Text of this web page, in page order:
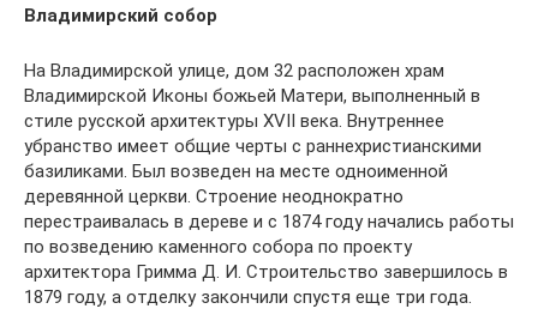
Владимирский собор
На Владимирской улице, дом 32 расположен храм
Владимирской Иконы божьей Матери, выполненный в
стиле русской архитектуры XVII века. Внутреннее
убранство имеет общие черты с раннехристианскими
базиликами. Был возведен на месте одноименной
деревянной церкви. Строение неоднократно
перестраивалась в дереве и с 1874 году начались работы
по возведению каменного собора по проекту
архитектора Гримма Д. И. Строительство завершилось в
1879 году, а отделку закончили спустя еще три года.